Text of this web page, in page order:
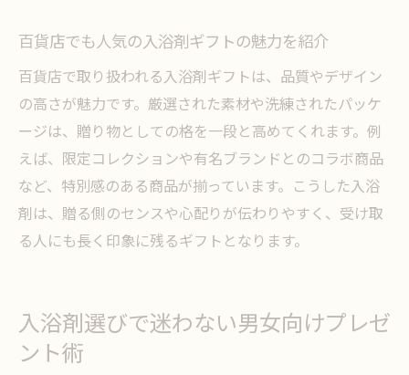
入浴剤ギフトで気持ちが伝わる贈り方の秘
訣
毎日の疲れに効く入浴剤がプレゼントに最適な
理由
疲れが取れる入浴剤が贈り物に喜ばれる理
由
入浴剤の効果で毎日を癒すプレゼントを選
ぶ
プレゼントにおすすめの入浴剤の選定基準
百貨店でも人気の入浴剤ギフトの魅力を紹介
百貨店で取り扱われる入浴剤ギフトは、品質やデザイン
の高さが魅力です。厳選された素材や洗練されたパッケ
ージは、贈り物としての格を一段と高めてくれます。例
えば、限定コレクションや有名ブランドとのコラボ商品
など、特別感のある商品が揃っています。こうした入浴
剤は、贈る側のセンスや心配りが伝わりやすく、受け取
る人にも長く印象に残るギフトとなります。
入浴剤選びで迷わない男女向けプレゼ
ント術